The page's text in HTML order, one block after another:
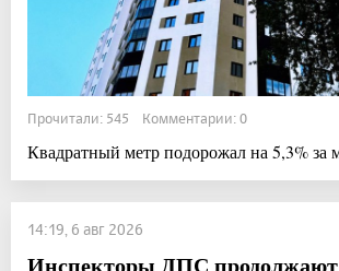
Прочитали: 545 Комментарии: 0
Квадратный метр подорожал на 5,3% за
14:19, 6 авг 2026